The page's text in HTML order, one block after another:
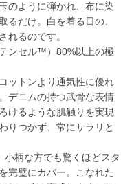
のように弾かれ、布に染
るだけ。白を着る日の、
れるのです。
ンセル™）80%以上の極
ットンより通気性に優れ
デニムの持つ武骨な表情
けるような肌触りを実現
りつかず、常にサラリと
柄な方でも驚くほどスタ
完璧にカバー。こなれた